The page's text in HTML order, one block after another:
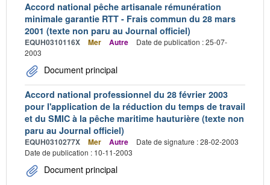
Accord national pêche artisanale rémunération
minimale garantie RTT - Frais commun du 28 mars
2001 (texte non paru au Journal officiel)
EQUH0310116X Mer Autre
Date de publication : 25-07-
2003
Document principal
Accord national professionnel du 28 février 2003
pour l'application de la réduction du temps de travail
et du SMIC à la pêche maritime hauturière (texte non
paru au Journal officiel)
EQUH0310277X Mer Autre
Date de signature : 28-02-2003
Date de publication : 10-11-2003
Document principal